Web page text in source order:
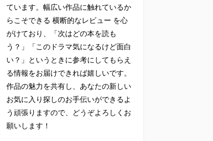
ています。幅広い作品に触れているか
らこそできる 横断的なレビュー を心
がけており、「次はどの本を読も
う？」「このドラマ気になるけど面白
い？」というときに参考にしてもらえ
る情報をお届けできれば嬉しいです。
作品の魅力を共有し、あなたの新しい
お気に入り探しのお手伝いができるよ
う頑張りますので、どうぞよろしくお
願いします！